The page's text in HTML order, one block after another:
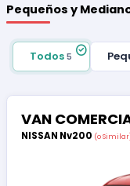
Pequeños y
Todos5
VAN
NISSAN Nv200 (o